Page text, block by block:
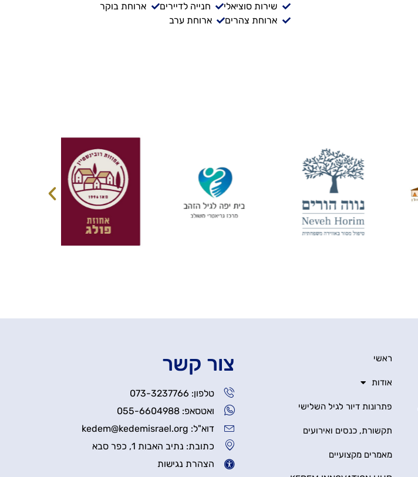
שירות סוציאלי
חנייה לדיירים
ארוחת בוקר
ארוחת צהרים
ארוחת ערב
ראשי
אודות
פתרונות דיור לגיל השלישי
תקשורת, כנסים ואירועים
מאמרים מקצועיים
צור קשר
טלפון: 073-3237766
ואטסאפ: 055-6604988
דוא"ל: kedem@kedemisrael.org
כתובת: נתיב האבות 1, כפר סבא
הצהרת נגישות